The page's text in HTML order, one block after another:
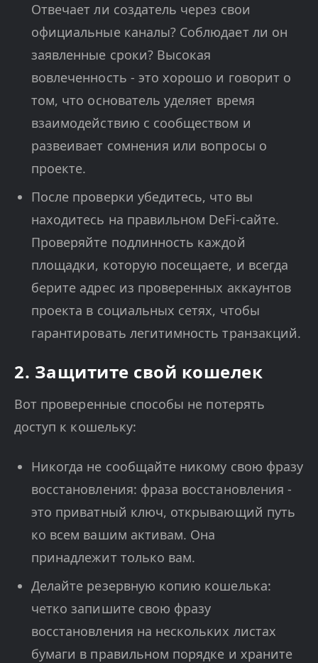
Отвечает ли создатель через свои
официальные каналы? Соблюдает ли он
заявленные сроки? Высокая
вовлеченность - это хорошо и говорит о
том, что основатель уделяет время
взаимодействию с сообществом и
развеивает сомнения или вопросы о
проекте.
После проверки убедитесь, что вы
находитесь на правильном DeFi-сайте.
Проверяйте подлинность каждой
площадки, которую посещаете, и всегда
берите адрес из проверенных аккаунтов
проекта в социальных сетях, чтобы
гарантировать легитимность транзакций.
2. Защитите свой кошелек
Вот проверенные способы не потерять
доступ к кошельку:
Никогда не сообщайте никому свою фразу
восстановления: фраза восстановления -
это приватный ключ, открывающий путь
ко всем вашим активам. Она
принадлежит только вам.
Делайте резервную копию кошелька:
четко запишите свою фразу
восстановления на нескольких листах
бумаги в правильном порядке и храните